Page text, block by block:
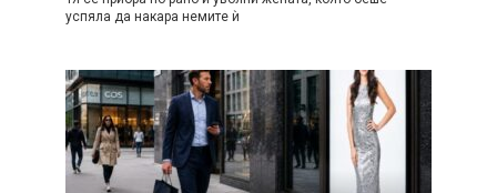
успяла да накара немите ѝ